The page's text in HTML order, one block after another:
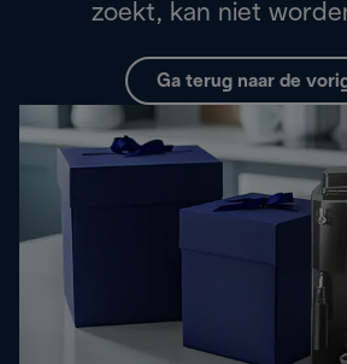
zoekt, kan niet
Ga terug naar de